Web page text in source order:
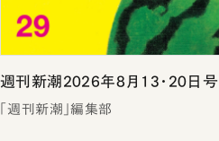
週刊新潮2026年8月13・20日号
「週刊新潮」編集部